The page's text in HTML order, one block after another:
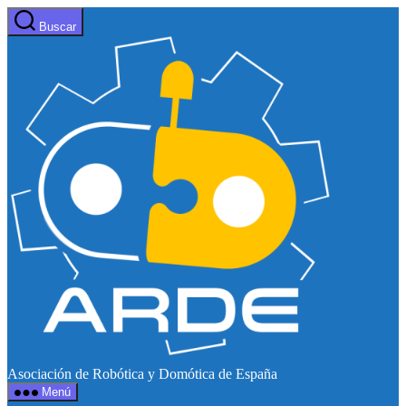
Saltar
al
Buscar
Asociación de Robótica y Domótica de España
Menú